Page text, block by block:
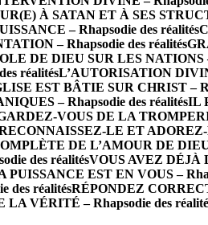
À SATAN ET À SES
– Rhapsodie des réalités
– Rhapsodie des réalités
DE DIEU SUR LES NATIONS
réalitésL’AUTORISATION
EST BÂTIE SUR CHRIST –
– Rhapsodie des réalitésIL
VOUS DE LA
LE ET
DE L’AMOUR DE DIEU
des réalitésVOUS AVEZ DÉJÀ
PUISSANCE EST EN VOUS –
des réalitésRÉPONDEZ
VÉRITÉ – Rhapsodie des